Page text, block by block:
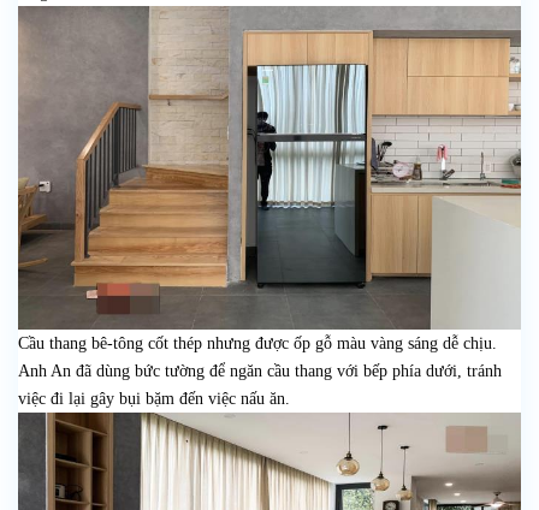
Cầu thang bê-tông cốt thép nhưng được ốp gỗ màu vàng sáng dễ chịu.
Anh An đã dùng bức tường để ngăn cầu thang với bếp phía dưới, tránh
việc đi lại gây bụi bặm đến việc nấu ăn.